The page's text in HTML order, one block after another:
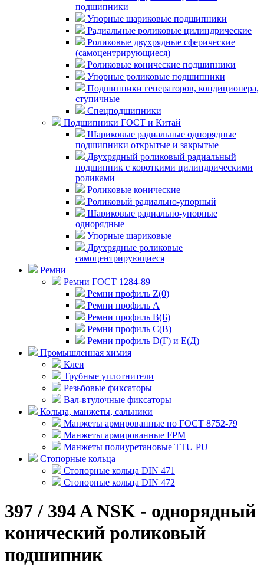
подшипники
Упорные шариковые подшипники
Радиальные роликовые цилиндрические
Роликовые двухрядные сферические
(самоцентрирующиеся)
Роликовые конические подшипники
Упорные роликовые подшипники
Подшипники генераторов, кондиционера,
ступичные
Спецподшипники
Подшипники ГОСТ и Китай
Шариковые радиальные однорядные
подшипники открытые и закрытые
Двухрядный роликовый радиальный
подшипник с короткими цилиндрическими
роликами
Роликовые конические
Роликовый радиально-упорный
Шариковые радиально-упорные
однорядные
Упорные шариковые
Двухрядные роликовые
самоцентрирующиеся
Ремни
Ремни ГОСТ 1284-89
Ремни профиль Z(0)
Ремни профиль А
Ремни профиль В(Б)
Ремни профиль С(В)
Ремни профиль D(Г) и E(Д)
Промышленная химия
Клеи
Трубные уплотнители
Резьбовые фиксаторы
Вал-втулочные фиксаторы
Кольца, манжеты, сальники
Манжеты армированные по ГОСТ 8752-79
Манжеты армированные FPM
Манжеты полиуретановые TTU PU
Стопорные кольца
Стопорные кольца DIN 471
Стопорные кольца DIN 472
397 / 394 A NSK - однорядный
конический роликовый
подшипник